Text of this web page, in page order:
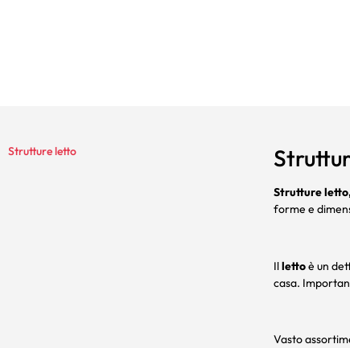
Strutture letto
Strutture
forme e
Illettoè un
casa.
Vasto